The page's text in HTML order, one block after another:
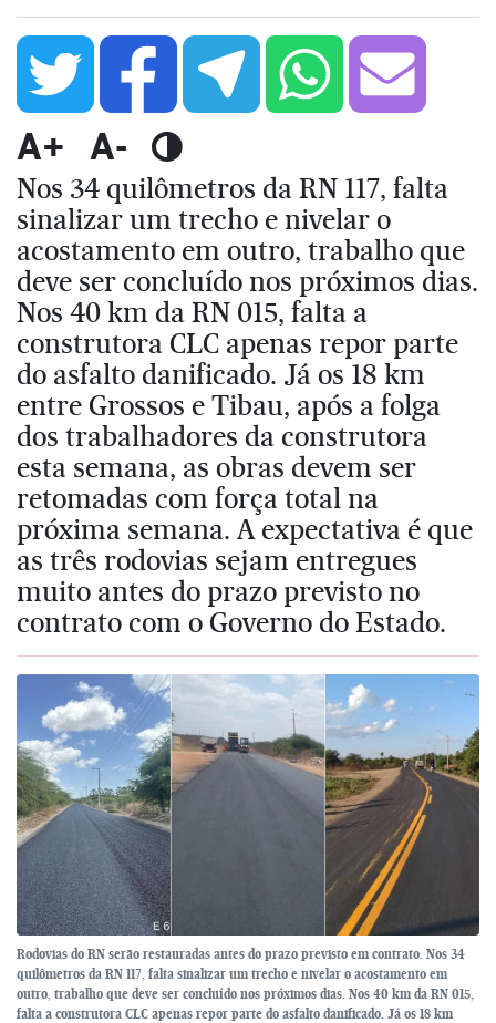
A+ A-
Nos 34 quilômetros da RN 117, falta
sinalizar um trecho e nivelar o
acostamento em outro, trabalho que
deve ser concluído nos próximos dias.
Nos 40 km da RN 015, falta a
construtora CLC apenas repor parte
do asfalto danificado. Já os 18 km
entre Grossos e Tibau, após a folga
dos trabalhadores da construtora
esta semana, as obras devem ser
retomadas com força total na
próxima semana. A expectativa é que
as três rodovias sejam entregues
muito antes do prazo previsto no
contrato com o Governo do Estado.
Rodovias do RN serão restauradas antes do prazo previsto em contrato. Nos 34
quilômetros da RN 117, falta sinalizar um trecho e nivelar o acostamento em
outro, trabalho que deve ser concluído nos próximos dias. Nos 40 km da RN 015,
falta a construtora CLC apenas repor parte do asfalto danificado. Já os 18 km